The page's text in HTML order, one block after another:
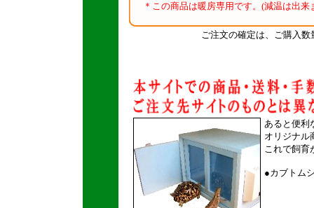
＊この商品は暖房専用です。(減温は出来
ご注文の確定は、ご購入数
あると便利
オリジナル
これで飼育
●カブトム